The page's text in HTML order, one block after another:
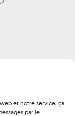
et notre service, ça
par le